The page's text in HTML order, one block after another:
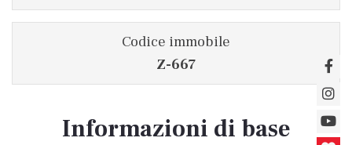
Codice immobile
Z-667
Informazioni di base